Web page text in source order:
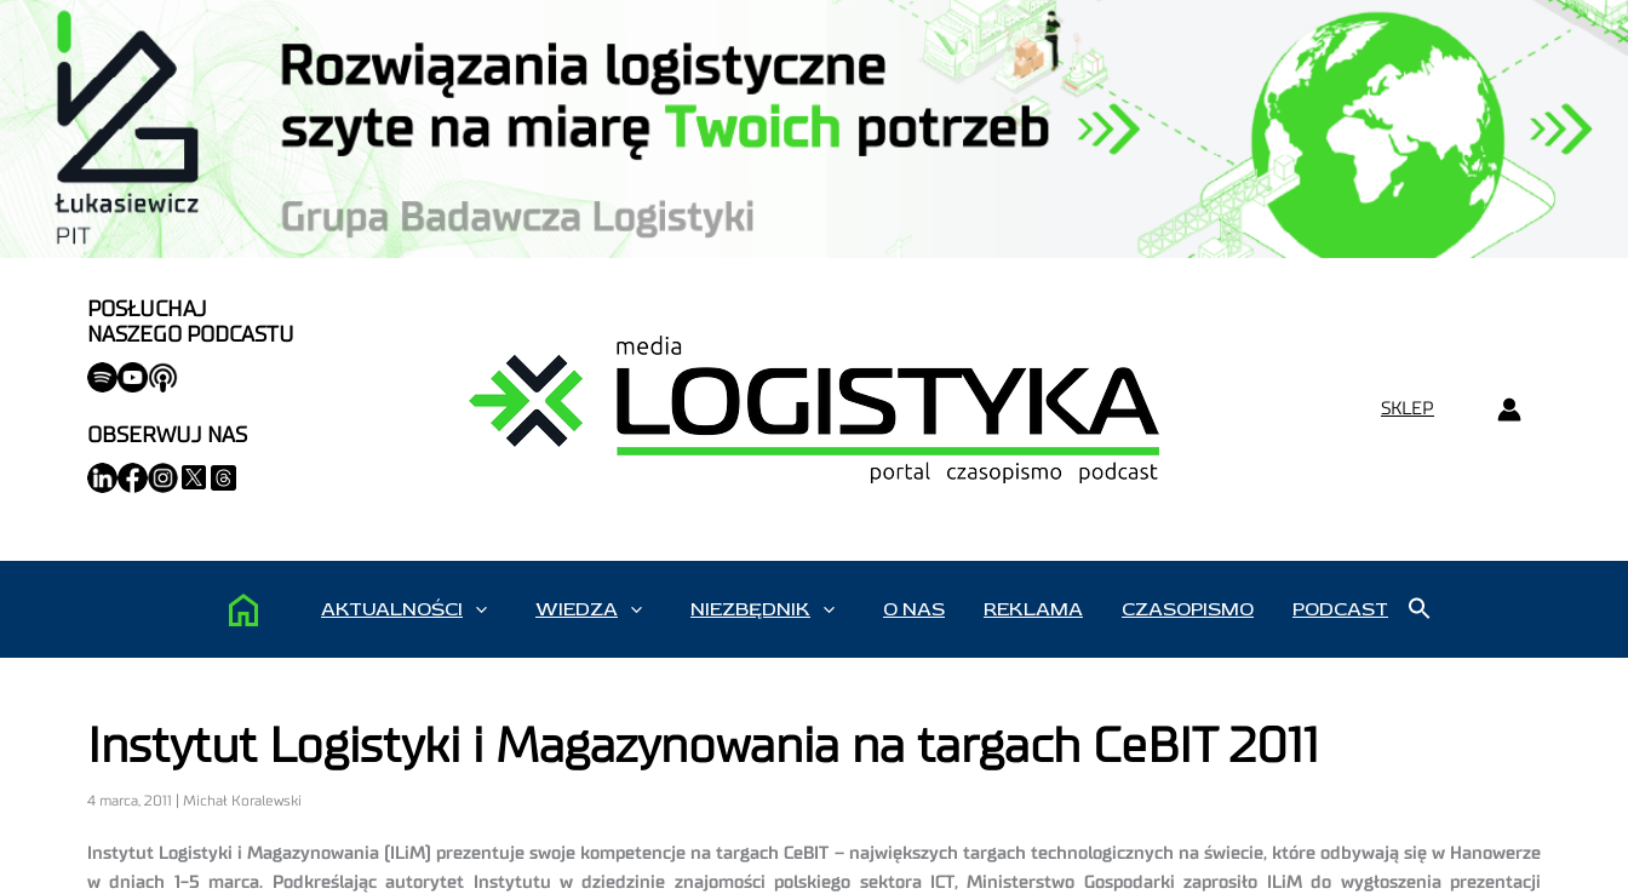
POSŁUCHAJ
NASZEGO PODCASTU
OBSERWUJ NAS
SKLEP
AKTUALNOŚCI WIEDZA NIEZBĘDNIK O NAS REKLAMA CZASOPISMO PODCAST
Instytut Logistyki i Magazynowania na targach CeBIT 2011
4 marca, 2011 | Michał Koralewski
Instytut Logistyki i Magazynowania (ILiM) prezentuje swoje kompetencje na targach CeBIT – największych targach technologicznych na świecie, które odbywają się w Hanowerze
w dniach 1-5 marca. Podkreślając autorytet Instytutu w dziedzinie znajomości polskiego sektora ICT, Ministerstwo Gospodarki zaprosiło ILiM do wygłoszenia prezentacji